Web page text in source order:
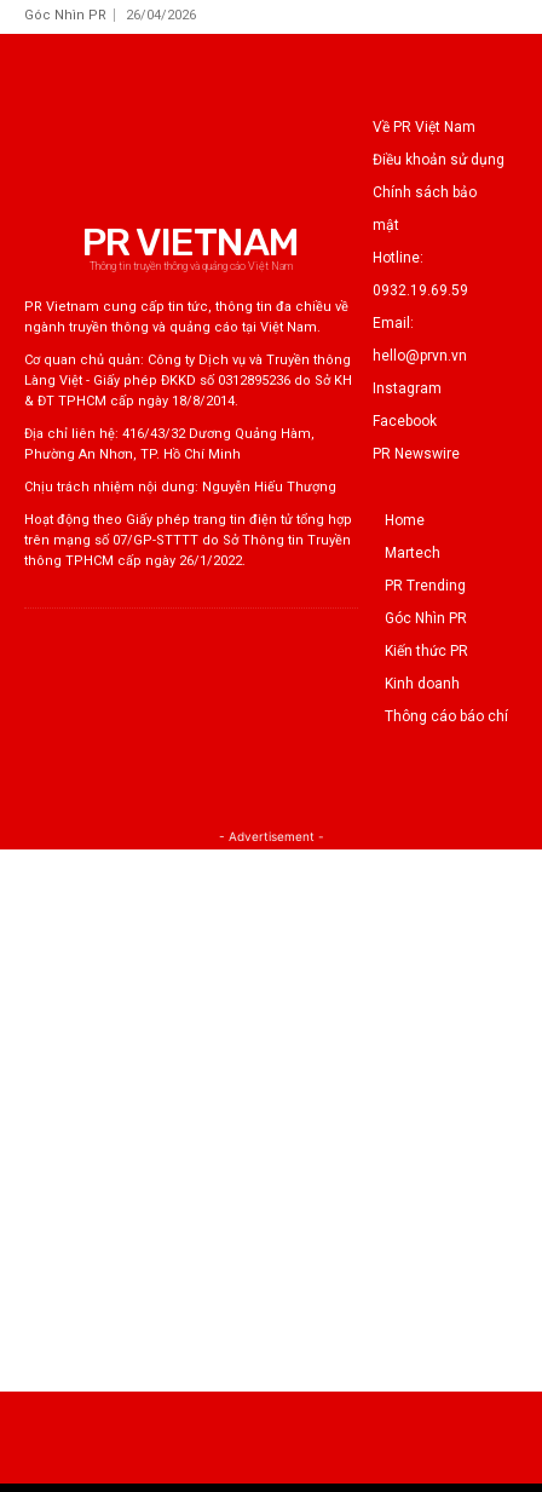
Góc Nhìn PR 26/04/2026
PR VIETNAM
Thông tin truyền thông và quảng cáo Việt Nam
PR Vietnam cung cấp tin tức, thông tin đa chiều về
ngành truyền thông và quảng cáo tại Việt Nam.
Cơ quan chủ quản: Công ty Dịch vụ và Truyền thông
Làng Việt - Giấy phép ĐKKD số 0312895236 do Sở KH
& ĐT TPHCM cấp ngày 18/8/2014.
Địa chỉ liên hệ: 416/43/32 Dương Quảng Hàm,
Phường An Nhơn, TP. Hồ Chí Minh
Chịu trách nhiệm nội dung: Nguyễn Hiếu Thượng
Hoạt động theo Giấy phép trang tin điện tử tổng hợp
trên mạng số 07/GP-STTTT do Sở Thông tin Truyền
thông TPHCM cấp ngày 26/1/2022.
Về PR Việt Nam
Điều khoản sử dụng
Chính sách bảo
mật
Hotline:
0932.19.69.59
Email:
hello@prvn.vn
Instagram
Facebook
PR Newswire
Home
Martech
PR Trending
Góc Nhìn PR
Kiến thức PR
Kinh doanh
Thông cáo báo chí
- Advertisement -